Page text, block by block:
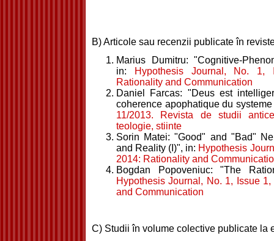
B) Articole sau recenzii publicate în
Marius Dumitru: "Cognitive-
in:
Hypothesis Journal, No. 1,
Rationality and Communication
Daniel Farcas: "Deus est
coherence apophatique du
11/2013. Revista de studii
teologie, stiinte
Sorin Matei: "Good" and "Bad"
and Reality (I)", in: Hypothesis
2014: Rationality and
Bogdan Popoveniuc: "The
Hypothesis Journal, No. 1, Issue
and Communication
C) Studii în volume colective publicate la